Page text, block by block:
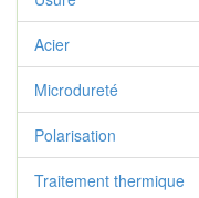
Acier
Microdureté
Polarisation
Traitement thermique